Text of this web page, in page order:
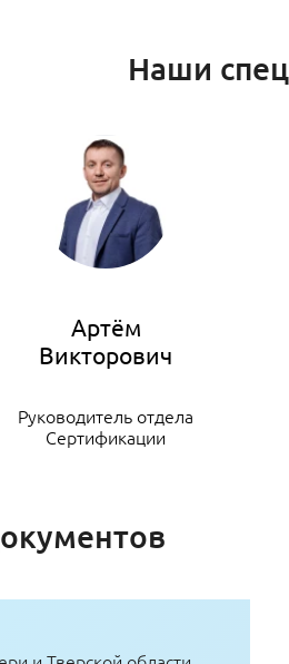
Наши
Артём
Руководитель отдела
Сертификации